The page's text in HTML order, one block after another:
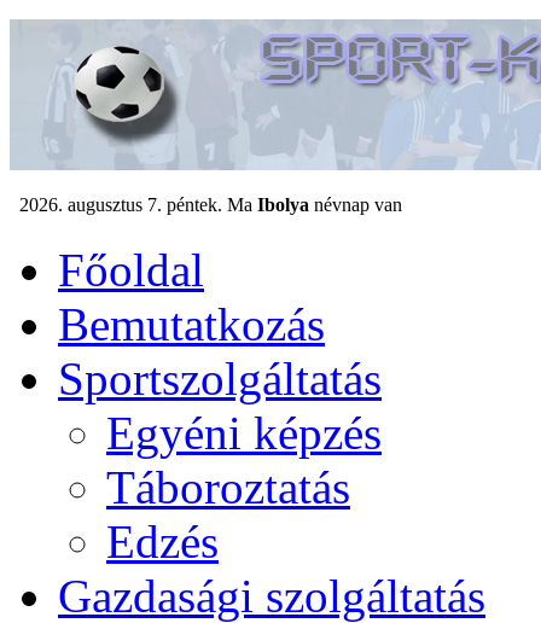
Főoldal
Bemutatkozás
Sportszolgáltatás
Egyéni képzés
Táboroztatás
Edzés
Gazdasági szolgáltatás